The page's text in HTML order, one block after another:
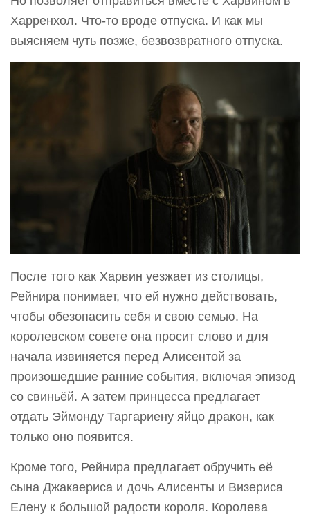
Харренхол. Что-то вроде отпуска. И как мы
выясняем чуть позже, безвозвратного отпуска.
После того как Харвин уезжает из столицы,
Рейнира понимает, что ей нужно действовать,
чтобы обезопасить себя и свою семью. На
королевском совете она просит слово и для
начала извиняется перед Алисентой за
произошедшие ранние события, включая эпизод
со свиньёй. А затем принцесса предлагает
отдать Эймонду Таргариену яйцо дракон, как
только оно появится.
Кроме того, Рейнира предлагает обручить её
сына Джакаериса и дочь Алисенты и Визериса
Елену к большой радости короля. Королева